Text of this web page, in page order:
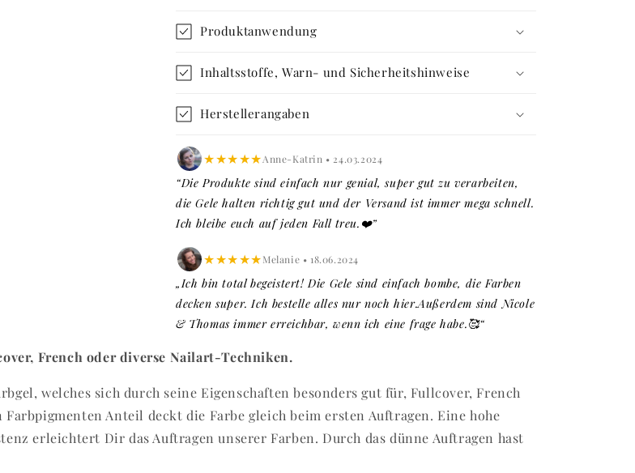
Produktanwendung
Inhaltsstoffe, Warn- und Sicherheitshinweise
Herstellerangaben
★★★★★Anne-Katrin • 24.03.2024
“Die Produkte sind einfach nur genial, super gut zu verarbeiten,
die Gele halten richtig gut und der Versand ist immer mega schnell.
Ich bleibe euch auf jeden Fall treu.❤️”
★★★★★Melanie • 18.06.2024
„Ich bin total begeistert! Die Gele sind einfach bombe, die Farben
decken super. Ich bestelle alles nur noch hier.Außerdem sind Nicole
& Thomas immer erreichbar, wenn ich eine frage habe.🥰“
French oder diverse Nailart-Techniken.
welches sich durch seine Eigenschaften besonders gut für, Fullcover, French
Anteil deckt die Farbe gleich beim ersten Auftragen. Eine hohe
erleichtert Dir das Auftragen unserer Farben. Durch das dünne Auftragen hast